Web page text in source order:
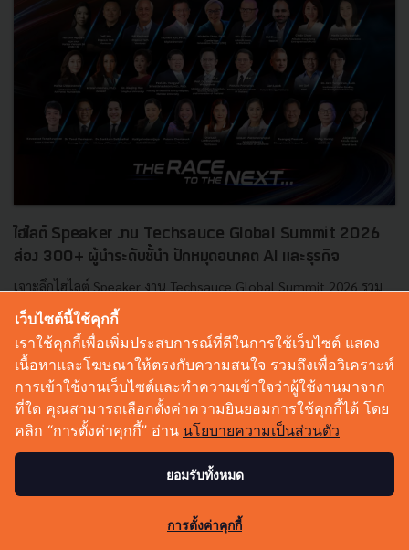
ไฮไลต์ Speaker งาน Techsauce Global Summit 2026
ส่อง 300+ ผู้นำระดับชั้นำ ปักหมุดอนาคต AI และธุรกิจ
เจาะลึกไฮไลต์ Speaker งาน Techsauce Global Summit 2026 รวม
ผู้นำความคิดระดับโลกกว่า 300+ คนจาก OpenAI, World Bank,
Alibaba และองค์กรชั้นนำของไทย พร้อมพาธุรกิจคุณร่วมค้นหาคำตอบ
ใน "Th...
สิงหาคม 7, 2026| ByTechsauce Team
0
Tech & Biz AI TSGS2026 Tech Event นวัตกรรมธุรกิจ
เว็บไซต์นี้ใช้คุกกี้
เราใช้คุกกี้เพื่อเพิ่มประสบการณ์ที่ดีในการใช้เว็บไซต์ แสดง
เนื้อหาและโฆษณาให้ตรงกับความสนใจ รวมถึงเพื่อวิเคราะห์
การเข้าใช้งานเว็บไซต์และทำความเข้าใจว่าผู้ใช้งานมาจาก
ที่ใด คุณสามารถเลือกตั้งค่าความยินยอมการใช้คุกกี้ได้ โดย
คลิก “การตั้งค่าคุกกี้” อ่าน นโยบายความเป็นส่วนตัว
ยอมรับทั้งหมด
การตั้งค่าคุกกี้